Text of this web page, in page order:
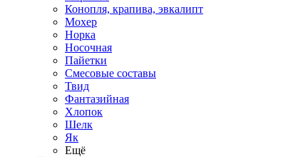
Конопля, крапива, эвкалипт
Мохер
Норка
Носочная
Пайетки
Смесовые составы
Твид
Фантазийная
Хлопок
Шелк
Як
Ещё